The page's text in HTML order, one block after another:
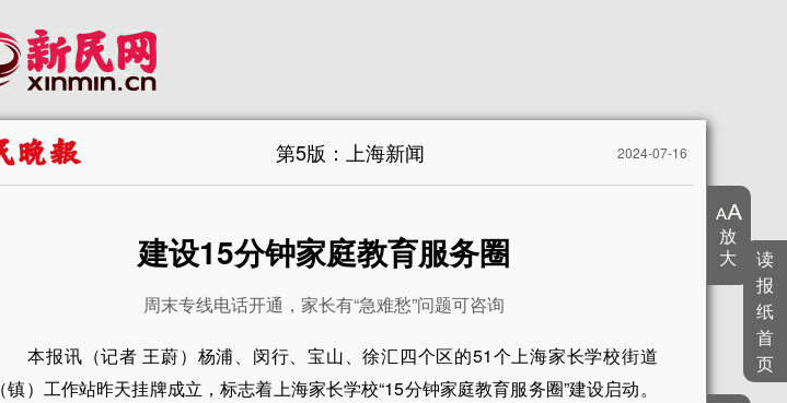
第5版：上海新闻 2024-07-16
建设15分钟家庭教育服务圈
周末专线电话开通，家长有“急难愁”问题可咨询
本报讯（记者 王蔚）杨浦、闵行、宝山、徐汇四个区的51个上海家长学校街道
（镇）工作站昨天挂牌成立，标志着上海家长学校“15分钟家庭教育服务圈”建设启动。
放
大
读
报
纸
首
页